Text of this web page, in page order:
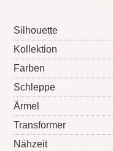
Silhouette
Kollektion
Farben
Schleppe
Ärmel
Transformer
Nähzeit